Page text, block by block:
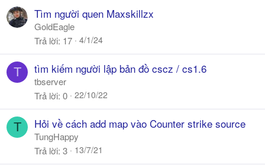
Tìm người quen Maxskillzx
GoldEagle
Trả lời 17 4/1/24
T tìm kiếm người lập bản đồ cscz / cs1.6
tbserver
Trả lời 0 22/10/22
T Hỏi về cách add map vào Counter strike source
TungHappy
Trả lời 3 13/7/21